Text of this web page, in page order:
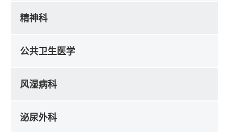
精神科
公共卫生医学
风湿病科
泌尿外科